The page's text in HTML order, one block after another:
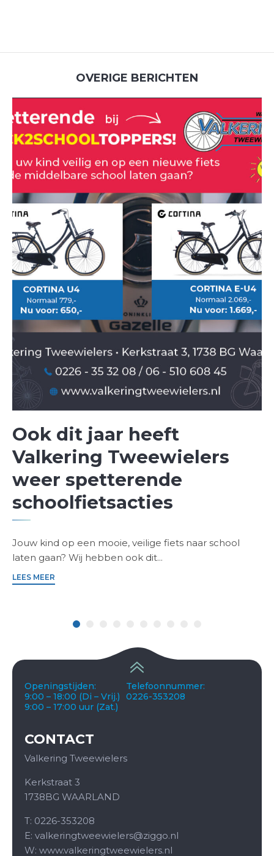
OVERIGE BERICHTEN
Ook dit jaar heeft
Valkering Tweewielers
weer spetterende
schoolfietsacties
Jouw kind op een mooie, veilige fiets naar school
laten gaan? Wij hebben ook dit...
LEES MEER
Openingstijden:
9:00 – 18:00 (Di – Vrij.)
9:00 – 17:00 uur (Zat.)
Telefoonnummer:
0226-353208
CONTACT
Valkering Tweewielers
Kerkstraat 3
1738BG WAARLAND
T: 0226-353208
E: valkeringtweewielers@ziggo.nl
W: www.valkeringtweewielers.nl